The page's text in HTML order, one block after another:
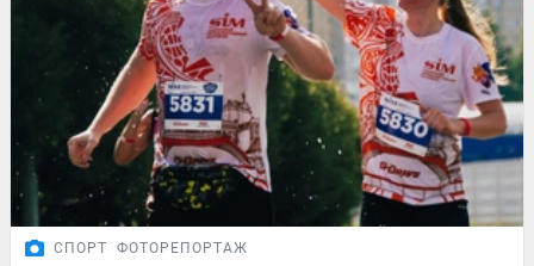
СПОРТ ФОТОРЕПОРТАЖ